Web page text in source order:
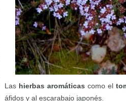
Las hierbas aromáticas como el
áfidos y al escarabajo japonés.